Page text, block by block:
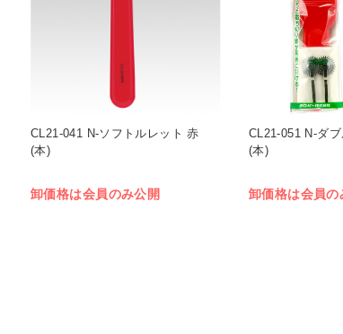
CL21-041 N-ソフトルレット 赤
(本)
卸価格は会員のみ公開
CL21-051 N-ダ
(本)
卸価格は会員の